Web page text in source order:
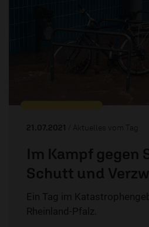
21.07.2021 / Aktuelles vom Tag
Im Kampf gegen
Schutt und
Ein Tag im
Rheinland-Pfalz.